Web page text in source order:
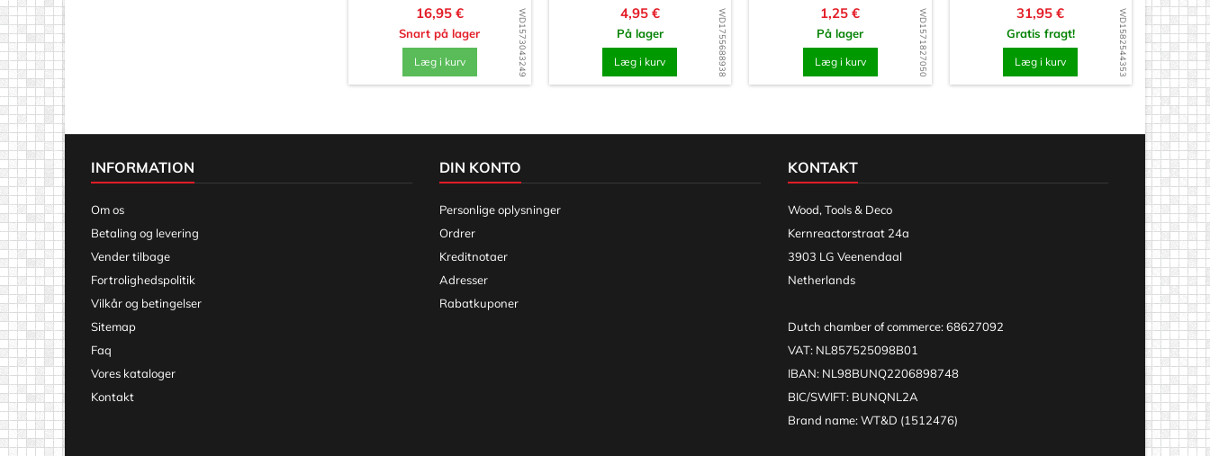
WD1573043249
Pris
16,95 €
Snart på lager
Læg i kurv WD1755688938
Pris
4,95 €
På lager
Læg i kurv WD1571827050
Pris
1,25 €
På lager
Læg i kurv WD1582544353
Pris
31,95 €
Gratis fragt!
Læg i kurv
INFORMATION
Om os
Betaling og levering
Vender tilbage
Fortrolighedspolitik
Vilkår og betingelser
Sitemap
Faq
Vores kataloger
Kontakt
DIN KONTO
Personlige oplysninger
Ordrer
Kreditnotaer
Adresser
Rabatkuponer
KONTAKT
Wood, Tools & Deco
Kernreactorstraat 24a
3903 LG Veenendaal
Netherlands
Dutch chamber of commerce: 68627092
VAT: NL857525098B01
IBAN: NL98BUNQ2206898748
BIC/SWIFT: BUNQNL2A
Brand name: WT&D (1512476)